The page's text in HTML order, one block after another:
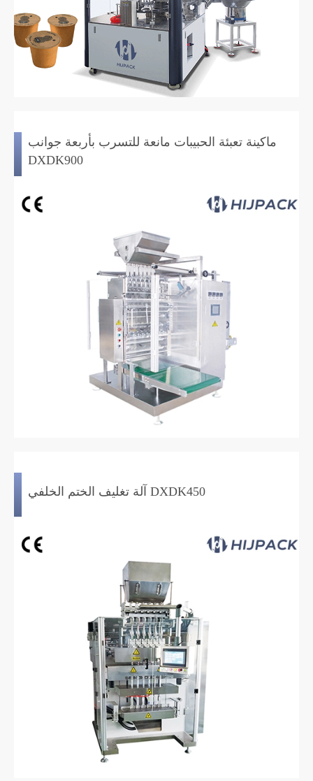
ماكينة تعبئة الحبيبات مانعة للتسرب بأربعة جوانب
DXDK900
آلة تغليف الختم الخلفي DXDK450